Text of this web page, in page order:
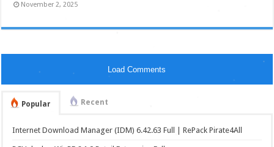
November 2, 2025
Load Comments
Popular Recent
Internet Download Manager (IDM) 6.42.63 Full | RePack Pirate4All